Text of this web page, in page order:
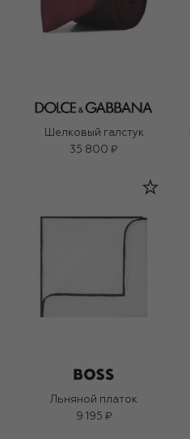
Шелковый галстук
35 800 ₽
Льняной платок
9 195 ₽